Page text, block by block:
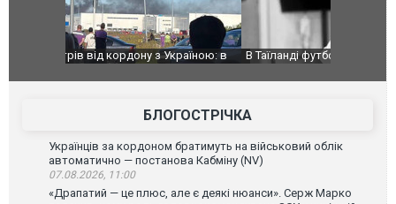
В Таїланді футболіст загинув від удару
постраждали. ВІДЕО
БЛОГОСТРІЧКА
Українців за кордоном братимуть на військовий облік
автоматично — постанова Кабміну (NV)
07.08.2026, 11:00
«Драпатий — це плюс, але є деякі нюанси». Серж Марко